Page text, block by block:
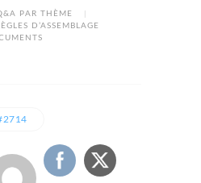
PAR THÈME
D’ASSEMBLAGE